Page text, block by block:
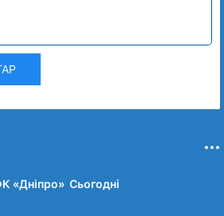
«Дніпро» Сьогодні